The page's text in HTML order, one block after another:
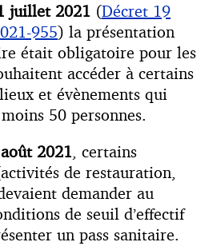
juillet 2021 (Décret 19
955) la présentation
était obligatoire pour les
accéder à certains
et évènements qui
50 personnes.
2021, certains
de restauration,
demander au
de seuil d’effectif
un pass sanitaire.